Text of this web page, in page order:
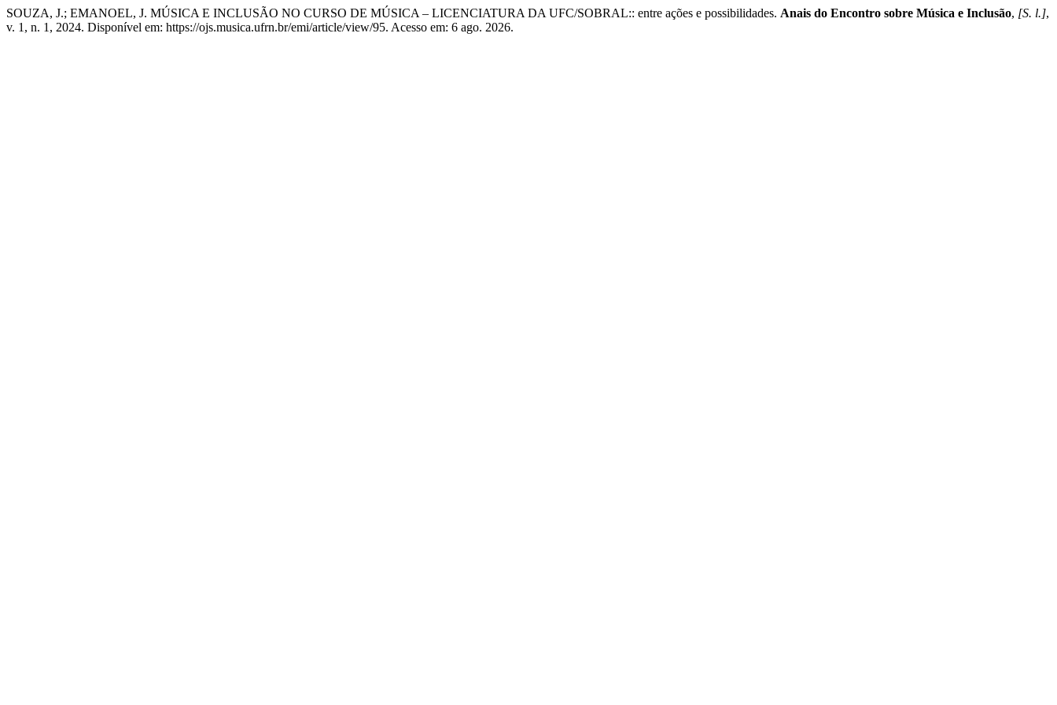
SOUZA, J.; EMANOEL, J. MÚSICA E INCLUSÃO NO CURSO DE MÚSICA – LICENCIATURA DA UFC/SOBRAL:: entre ações e possibilidades. Anais do Encontro sobre Música e Inclusão, [S. l.],
v. 1, n. 1, 2024. Disponível em: https://ojs.musica.ufrn.br/emi/article/view/95. Acesso em: 6 ago. 2026.